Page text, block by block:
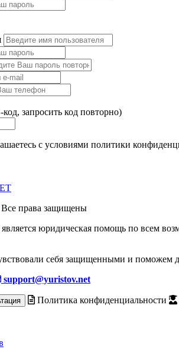
запросить код повторно)
с условиями политики
права защищены
юридическая помощь по всем
себя защищенными и поможем
support@yuristov.net
Политика конфиденциальности